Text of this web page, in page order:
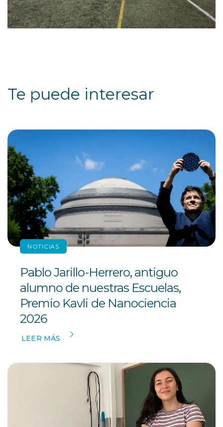
Te puede interesar
NOTICIAS
Pablo Jarillo-Herrero, antiguo
alumno de nuestras Escuelas,
Premio Kavli de Nanociencia
2026
LEER MÁS